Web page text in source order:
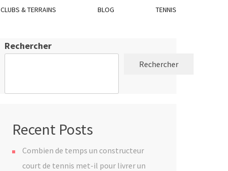
CLUBS & TERRAINS BLOG TENNIS
Rechercher
Rechercher
Recent Posts
Combien de temps un constructeur
court de tennis met-il pour livrer un